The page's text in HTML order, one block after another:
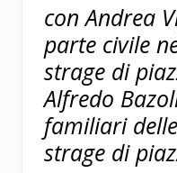
con Andrea
parte civile
strage di
Alfredo
familiari
strage di